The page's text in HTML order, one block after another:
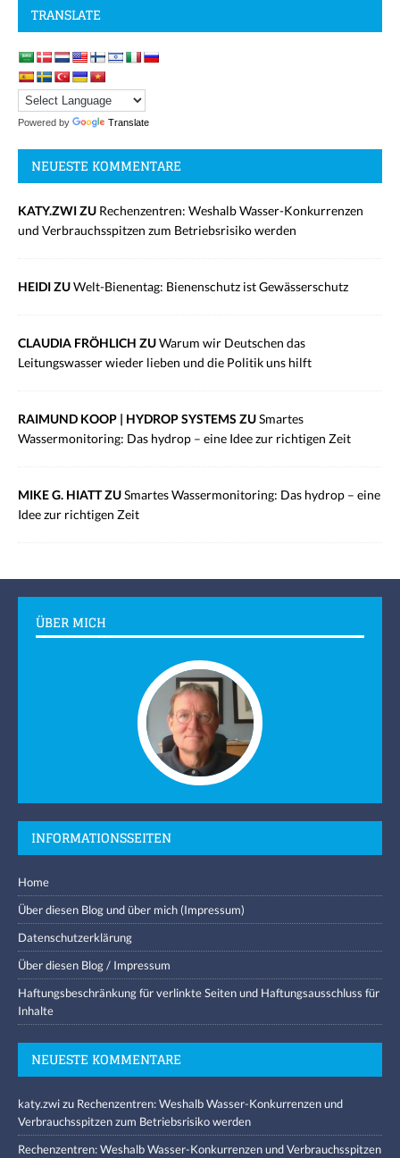
TRANSLATE
Powered by Translate
NEUESTE KOMMENTARE
KATY.ZWI ZU Rechenzentren: Weshalb Wasser-Konkurrenzen
und Verbrauchsspitzen zum Betriebsrisiko werden
HEIDI ZUWelt-Bienentag: Bienenschutz ist Gewässerschutz
CLAUDIA FRÖHLICH ZUWarum wir Deutschen das
Leitungswasser wieder lieben und die Politik uns hilft
RAIMUND KOOP | HYDROP SYSTEMS ZUSmartes
Wassermonitoring: Das hydrop – eine Idee zur richtigen Zeit
MIKE G. HIATT ZUSmartes Wassermonitoring: Das hydrop – eine
Idee zur richtigen Zeit
ÜBER MICH
INFORMATIONSSEITEN
Home
Über diesen Blog und über mich (Impressum)
Datenschutzerklärung
Über diesen Blog / Impressum
Haftungsbeschränkung für verlinkte Seiten und Haftungsausschluss für
Inhalte
NEUESTE KOMMENTARE
katy.zwizu Rechenzentren: Weshalb Wasser-Konkurrenzen und
Verbrauchsspitzen zum Betriebsrisiko werden
Rechenzentren: Weshalb Wasser-Konkurrenzen und Verbrauchsspitzen